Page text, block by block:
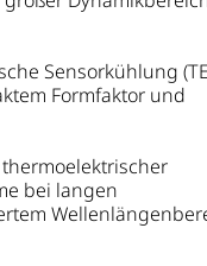
Sensorkühlung
Formfaktor und
bei langen